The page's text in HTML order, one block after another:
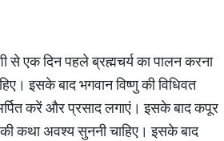
से एक दिन पहले ब्रह्मचर्य का पालन करना
इसके बाद भगवान विष्णु की विधिवत
करें और प्रसाद लगाएं। इसके बाद कपूर
कथा अवश्य सुननी चाहिए। इसके बाद